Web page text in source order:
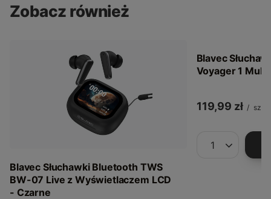
Zobacz również
Blavec Słuchawki Bluetooth TWS
BW-07 Live z Wyświetlaczem LCD
- Czarne
Blavec
Voyager 1
119,99 zł / szt.
Ilość